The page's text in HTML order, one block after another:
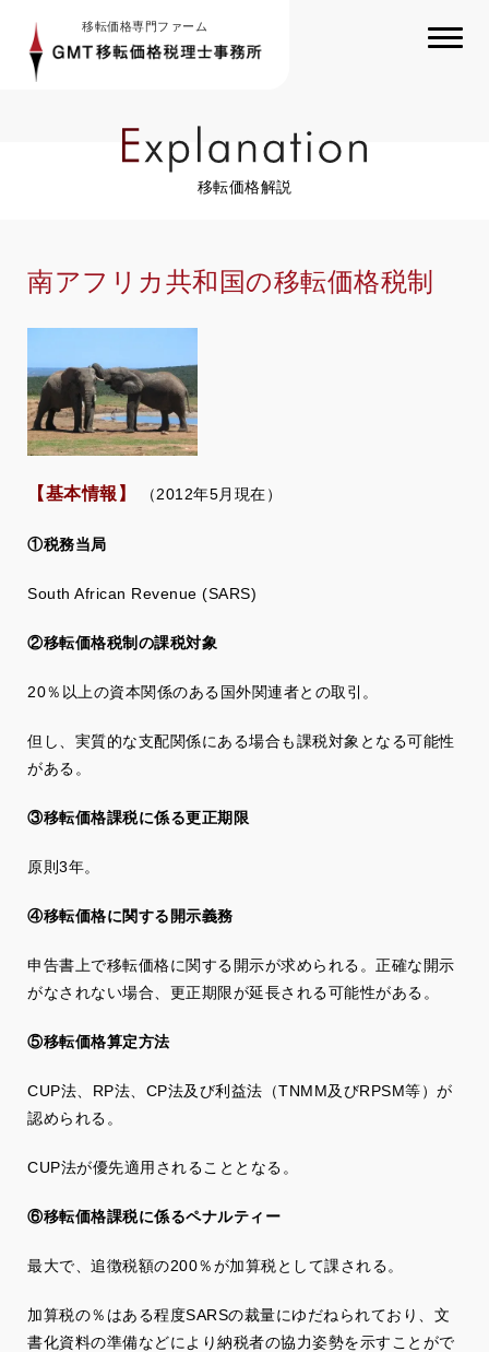
移転価格専門ファーム
移転価格解説
南アフリカ共和国の移転価格税制
【基本情報】 （2012年5月現在）
①税務当局
South African Revenue (SARS)
②移転価格税制の課税対象
20％以上の資本関係のある国外関連者との取引。
但し、実質的な支配関係にある場合も課税対象となる可能性
がある。
③移転価格課税に係る更正期限
原則3年。
④移転価格に関する開示義務
申告書上で移転価格に関する開示が求められる。正確な開示
がなされない場合、更正期限が延長される可能性がある。
⑤移転価格算定方法
CUP法、RP法、CP法及び利益法（TNMM及びRPSM等）が
認められる。
CUP法が優先適用されることとなる。
⑥移転価格課税に係るペナルティー
最大で、追徴税額の200％が加算税として課される。
加算税の％はある程度SARSの裁量にゆだねられており、文
書化資料の準備などにより納税者の協力姿勢を示すことがで